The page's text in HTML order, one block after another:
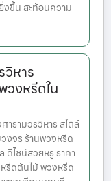
งขึ้น สะท้อนความ
หาร
งหรีดใน
รามวรวิหาร สไตล์
งจร ร้านพวงหรีด
ไซน์สวยหรู ราคา
รีดต้นไม้ พวงหรีด